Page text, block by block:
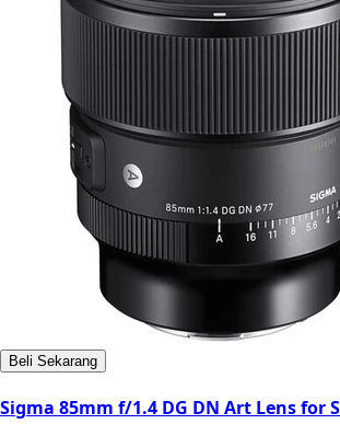
Beli Sekarang
Sigma 85mm f/1.4 DG DN Art Lens for